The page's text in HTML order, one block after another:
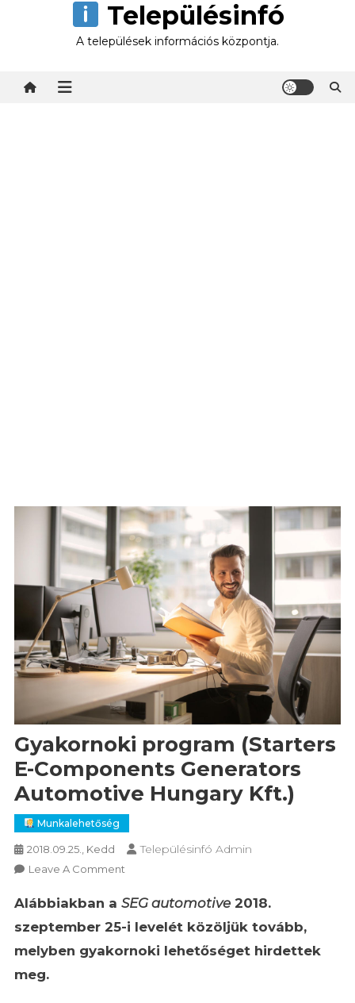
Településinfó
A települések információs központja.
Gyakornoki program (Starters
E-Components Generators
Automotive Hungary Kft.)
Munkalehetőség
2018.09.25., Kedd Településinfó Admin
Leave A CommentOn
Program
(Starters
Components
Alábbiakban a SEG automotive2018.
szeptember 25-i levelét közöljük tovább,
melyben gyakornoki lehetőséget hirdettek
meg.